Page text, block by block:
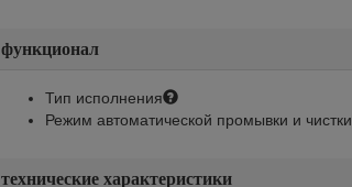
функционал
Тип исполнения
Режим автоматической промывки и чистки
технические характеристики